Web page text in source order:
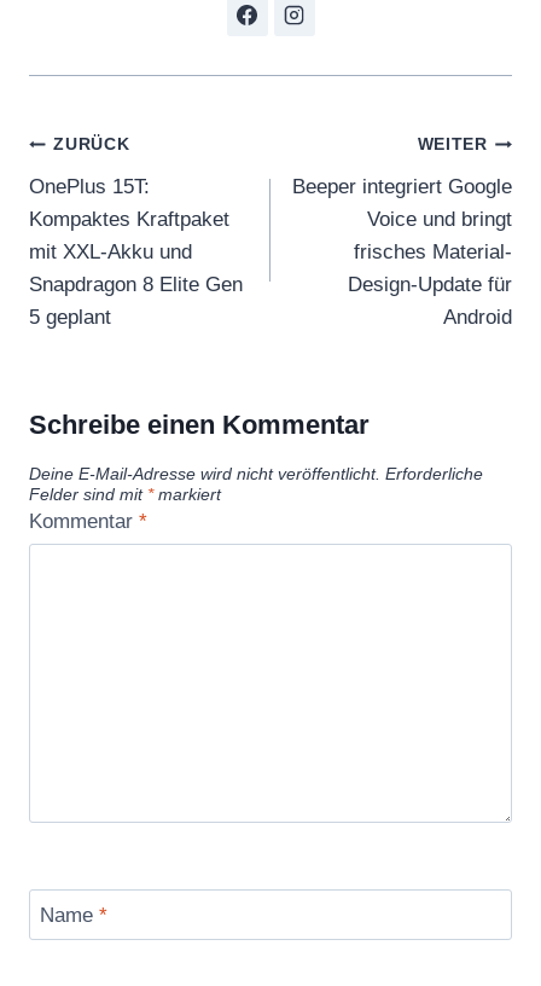
Beitragsnavigation
ZURÜCK
OnePlus 15T:
Kompaktes Kraftpaket
mit XXL-Akku und
Snapdragon 8 Elite Gen
5 geplant
WEITER
Beeper integriert Google
Voice und bringt
frisches Material-
Design-Update für
Android
Schreibe einen Kommentar
Deine E-Mail-Adresse wird nicht veröffentlicht. Erforderliche
Felder sind mit *markiert
Kommentar *
Name *